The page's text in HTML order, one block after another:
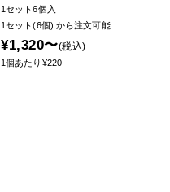
1セット6個入
1セット(6個) から注文可能
¥1,320〜(税込)
1個あたり¥220